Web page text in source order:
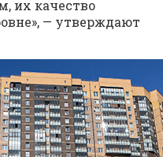
их качество
— утверждают